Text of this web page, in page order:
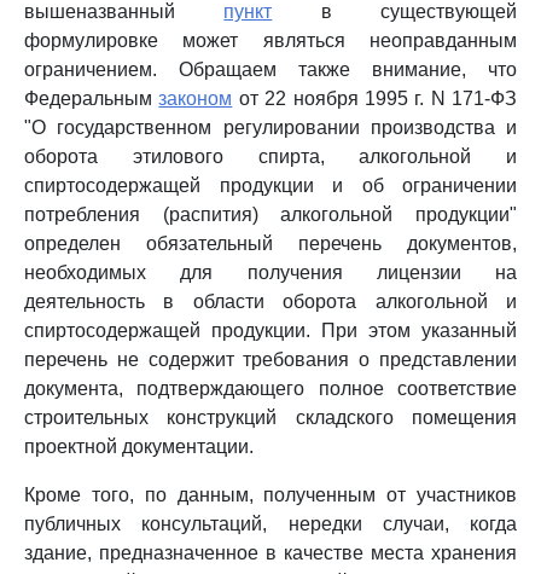
вышеназванный пункт в существующей
формулировке может являться неоправданным
ограничением. Обращаем также внимание, что
Федеральнымзаконом от 22 ноября 1995 г. N 171-ФЗ
"О государственном регулировании производства и
оборота этилового спирта, алкогольной и
спиртосодержащей продукции и об ограничении
потребления (распития) алкогольной продукции"
определен обязательный перечень документов,
необходимых для получения лицензии на
деятельность в области оборота алкогольной и
спиртосодержащей продукции. При этом указанный
перечень не содержит требования о представлении
документа, подтверждающего полное соответствие
строительных конструкций складского помещения
проектной документации.
Кроме того, по данным, полученным от участников
публичных консультаций, нередки случаи, когда
здание, предназначенное в качестве места хранения